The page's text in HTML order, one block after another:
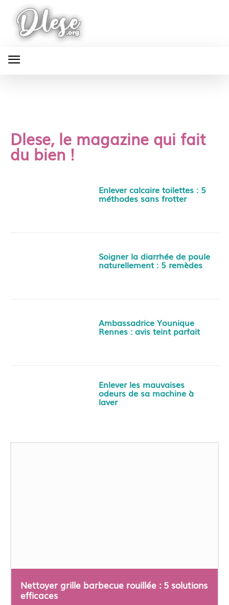
Dlese, le magazine qui fait
du bien !
Enlever calcaire toilettes : 5
méthodes sans frotter
Soigner la diarrhée de poule
naturellement : 5 remèdes
Ambassadrice Younique
Rennes : avis teint parfait
Enlever les mauvaises
odeurs de sa machine à
laver
Nettoyer grille barbecue rouillée : 5 solutions
efficaces